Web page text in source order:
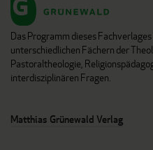
Das Programm dieses
unterschiedlichen Fächern der
Pastoraltheologie,
interdisziplinären Fragen.
Matthias Grünewald Verlag